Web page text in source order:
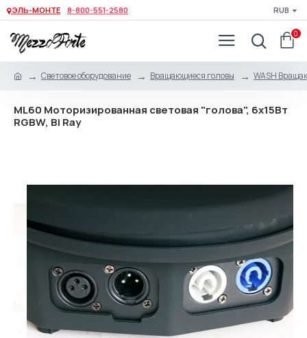
ЭЛЬ-МОНТЕ 8-800-551-2580 RUB
0
Световое оборудование Вращающиеся головы WASH
ML60 Моторизированная световая "голова", 6х15Вт
RGBW, Bi Ray